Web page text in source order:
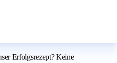
Erfolgsrezept? Keine